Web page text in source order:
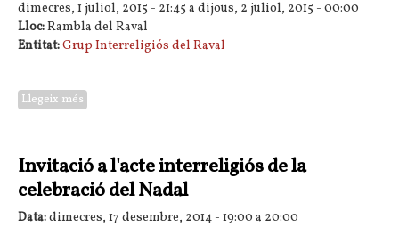
dimecres, 1 juliol, 2015 - 21:45 a dijous, 2 juliol, 2015 - 00:00
Lloc:Rambla del Raval
Entitat:Grup Interreligiós del Raval
Llegeix més
Invitació a l'acte interreligiós de la
celebració del Nadal
Data:dimecres, 17 desembre, 2014 - 19:00 a 20:00